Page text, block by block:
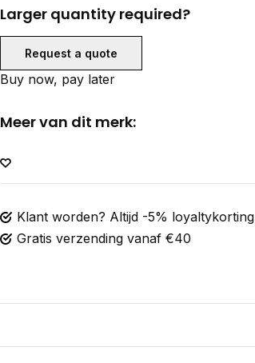
Larger quantity required?
Request a quote
Buy now, pay later
Meer van dit merk:
Klant worden? Altijd -5% loyaltykorting
Gratis verzending vanaf €40